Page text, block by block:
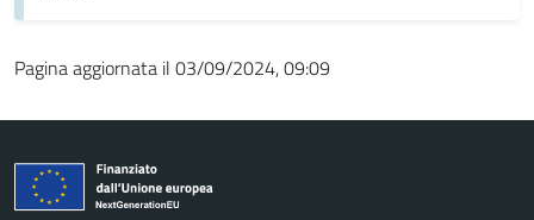
Pagina aggiornata il 03/09/2024, 09:09